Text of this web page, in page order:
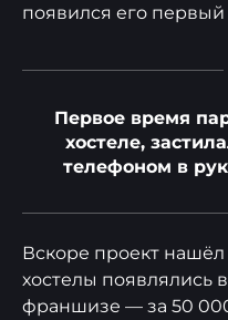
появился его первый
Первое время
хостеле,
телефоном в
Вскоре проект
хостелы появлялись
франшизе — за 50